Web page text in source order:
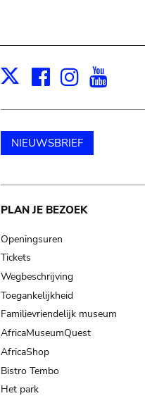
X Facebook
NIEUWSBRIEF
Main
navigation
PLAN JE BEZOEK
Openingsuren
Tickets
Wegbeschrijving
Toegankelijkheid
Familievriendelijk museum
AfricaMuseumQuest
AfricaShop
Bistro Tembo
Het park